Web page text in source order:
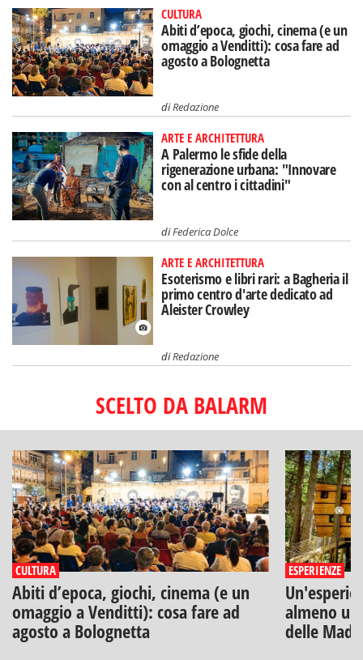
CULTURA
Abiti d’epoca, giochi, cinema (e un
omaggio a Venditti): cosa fare ad
agosto a Bolognetta
diRedazione
ARTE E ARCHITETTURA
A Palermo le sfide della
rigenerazione urbana: "Innovare
con al centro i cittadini"
diFederica Dolce
ARTE E ARCHITETTURA
Esoterismo e libri rari: a Bagheria il
primo centro d'arte dedicato ad
Aleister Crowley
diRedazione
SCELTO DA BALARM
CULTURA
Abiti d’epoca, giochi, cinema (e un
omaggio a Venditti): cosa fare ad
agosto a Bolognetta
ESPERIENZE
almeno
delle